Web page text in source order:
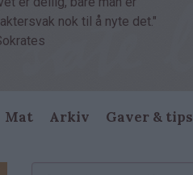
nok til å nyte det."
Mat Arkiv Gaver & tips